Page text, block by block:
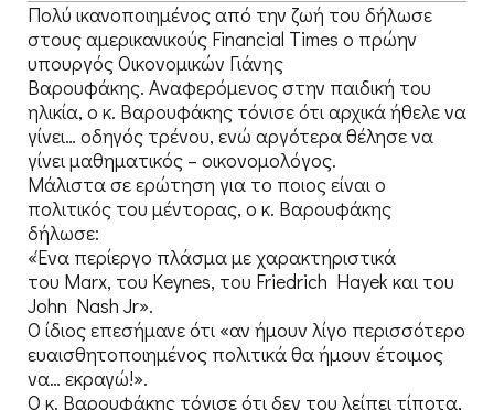
Πολύ ικανοποιημένος από την ζωή του δήλωσε
στους αμερικανικούς Financial Times ο πρώην
υπουργός Οικονομικών Γιάνης
Βαρουφάκης. Αναφερόμενος στην παιδική του
ηλικία, ο κ. Βαρουφάκης τόνισε ότι αρχικά ήθελε να
γίνει… οδηγός τρένου, ενώ αργότερα θέλησε να
γίνει μαθηματικός – οικονομολόγος.
Μάλιστα σε ερώτηση για το ποιος είναι ο
πολιτικός του μέντορας, ο κ. Βαρουφάκης
δήλωσε:
«Ένα περίεργο πλάσμα με χαρακτηριστικά
του Marx, του Keynes, του Friedrich Hayek και του
John Nash Jr».
Ο ίδιος επεσήμανε ότι «αν ήμουν λίγο περισσότερο
ευαισθητοποιημένος πολιτικά θα ήμουν έτοιμος
να… εκραγώ!».
Ο κ. Βαρουφάκης τόνισε ότι δεν του λείπει τίποτα,